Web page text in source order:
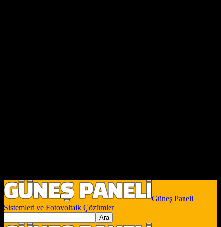
Güneş Paneli
Sistemleri ve Fotovoltaik Çözümler